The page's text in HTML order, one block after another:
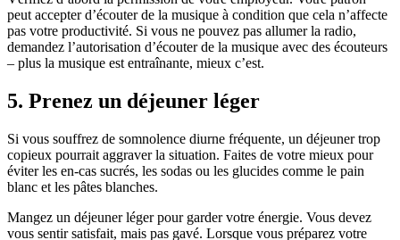
peut accepter d’écouter de la musique à condition que cela n’affecte
pas votre productivité. Si vous ne pouvez pas allumer la radio,
demandez l’autorisation d’écouter de la musique avec des écouteurs
– plus la musique est entraînante, mieux c’est.
5. Prenez un déjeuner léger
Si vous souffrez de somnolence diurne fréquente, un déjeuner trop
copieux pourrait aggraver la situation. Faites de votre mieux pour
éviter les en-cas sucrés, les sodas ou les glucides comme le pain
blanc et les pâtes blanches.
Mangez un déjeuner léger pour garder votre énergie. Vous devez
vous sentir satisfait, mais pas gavé. Lorsque vous préparez votre